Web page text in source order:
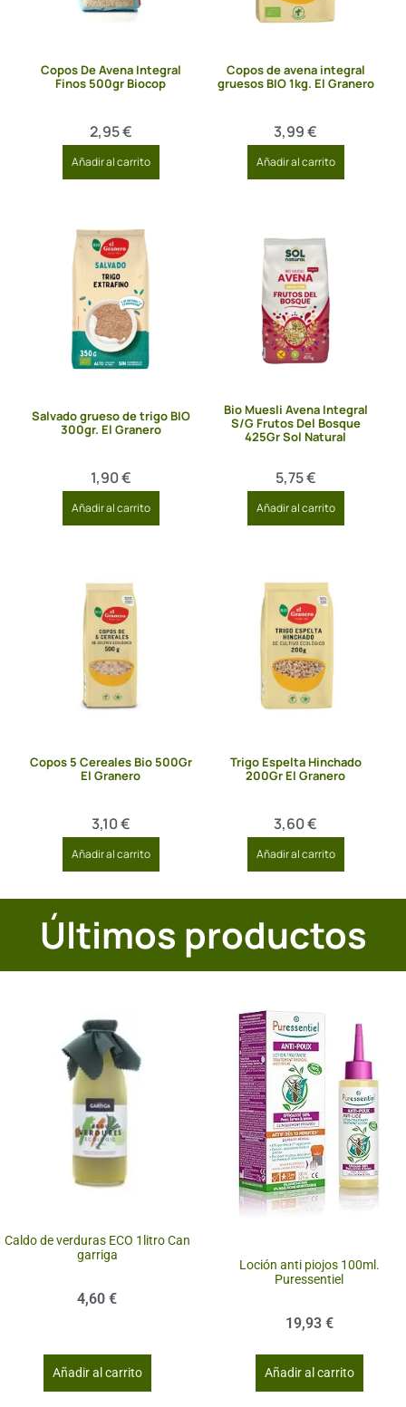
Copos De Avena Integral
Finos 500gr Biocop
2,95€
Añadir al carrito
Copos de avena integral
gruesos BIO 1kg. El Granero
3,99€
Añadir al carrito
Salvado grueso de trigo BIO
300gr. El Granero
1,90€
Añadir al carrito
Bio Muesli Avena Integral
S/G Frutos Del Bosque
425Gr Sol Natural
5,75€
Añadir al carrito
Copos 5 Cereales Bio 500Gr
El Granero
3,10€
Añadir al carrito
Trigo Espelta Hinchado
200Gr El Granero
3,60€
Añadir al carrito
Últimos productos
Caldo de verduras ECO 1litro Can
garriga
4,60 €
Añadir al carrito
Loción anti piojos 100ml.
Puressentiel
19,93 €
Añadir al carrito